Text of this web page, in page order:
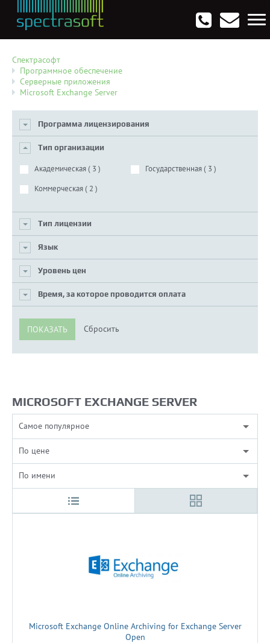
Спектрасофт
Программное обеспечение
Серверные приложения
Microsoft Exchange Server
Программа лицензирования
Тип организации
Академическая ( 3 ) Государственная ( 3)
Коммерческая ( 2 )
Тип лицензии
Язык
Уровень цен
Время, за которое проводится оплата
MICROSOFT EXCHANGE SERVER
Cамое популярное
По цене
По имени
Microsoft Exchange Online Archiving for Exchange Server
Open